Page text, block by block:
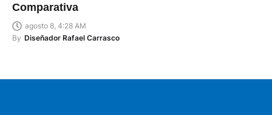
Comparativa
agosto 8, 4:28 AM
By Diseñador Rafael Carrasco